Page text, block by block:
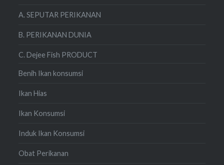
A. SEPUTAR PERIKANAN
B. PERIKANAN DUNIA
C. Dejee Fish PRODUCT
Benih Ikan konsumsi
Ikan Hias
Ikan Konsumsi
Induk Ikan Konsumsi
Obat Perikanan